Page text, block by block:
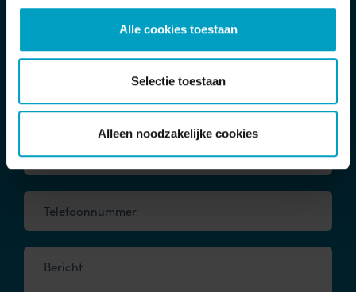
Alle cookies toestaan
Selectie toestaan
Alleen noodzakelijke cookies
Achternaam
E-mailadres*
Telefoonnummer
Bericht